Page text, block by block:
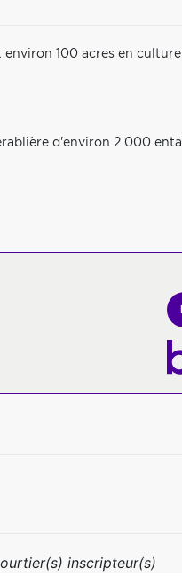
environ 100 acres en
d'environ 2 000
inscripteur(s)